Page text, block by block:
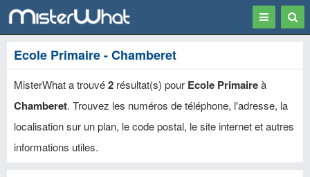
Toggle
Ecole Primaire - Chamberet
MisterWhat a trouvé2 résultat(s) pour Ecole Primaireà
Chamberet. Trouvez les numéros de téléphone, l'adresse, la
localisation sur un plan, le code postal, le site internet et autres
informations utiles.